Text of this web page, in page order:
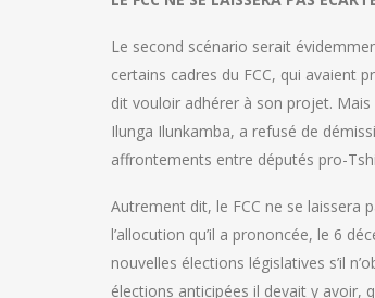
Le second scénario serait
certains cadres du FCC, qui avaient
dit vouloir adhérer à son projet.
Ilunga Ilunkamba, a refusé de
affrontements entre députés pro-
Autrement dit, le FCC ne se laissera
l’allocution qu’il a prononcée, le 6
nouvelles élections législatives s’il
élections anticipées il devait y avoir,